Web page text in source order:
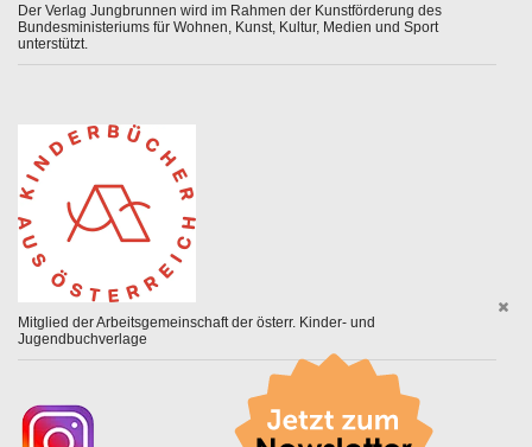
Der Verlag Jungbrunnen wird im Rahmen der Kunstförderung des
Bundesministeriums für Wohnen, Kunst, Kultur, Medien und Sport
unterstützt.
Mitglied der Arbeitsgemeinschaft der österr. Kinder- und
Jugendbuchverlage